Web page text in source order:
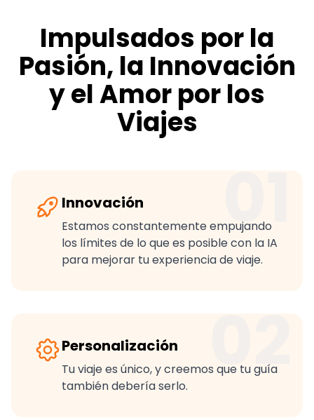
Impulsados por la
Pasión, la Innovación
y el Amor por los
Viajes
01
Innovación
Estamos constantemente empujando
los límites de lo que es posible con la IA
para mejorar tu experiencia de viaje.
02
Personalización
Tu viaje es único, y creemos que tu guía
también debería serlo.